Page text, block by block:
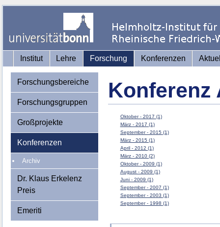
Institut Lehre Forschung Konferenzen
Forschungsbereiche
Forschungsgruppen
Großprojekte
Konferenzen
Archiv
Dr. Klaus Erkelenz
Preis
Emeriti
Konferenz
Oktober - 2017 (1)
März - 2017 (1)
September - 2015 (1)
März - 2015 (1)
April - 2012 (1)
März - 2010 (2)
Oktober - 2009 (1)
August - 2009 (1)
Juni - 2009 (1)
September - 2007 (1)
September - 2003 (1)
September - 1998 (1)